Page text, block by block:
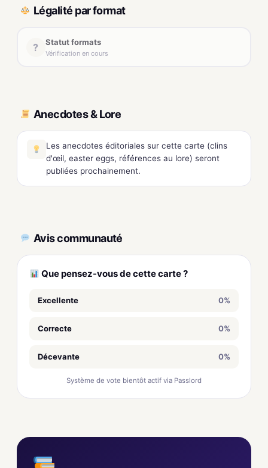
Légalité par format
? Statut formats
Vérification en cours
Anecdotes & Lore
Les anecdotes éditoriales sur cette carte (clins
d'œil, easter eggs, références au lore) seront
publiées prochainement.
Avis communauté
Que pensez-vous de cette carte ?
Excellente 0%
Correcte 0%
Décevante 0%
Système de vote bientôt actif via Passlord